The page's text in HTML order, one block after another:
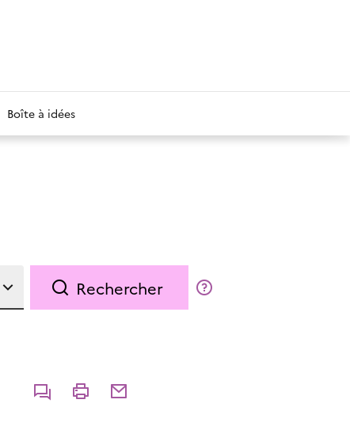
Boîte à idées
Rechercher
CommenterImprimerPartager par courriel